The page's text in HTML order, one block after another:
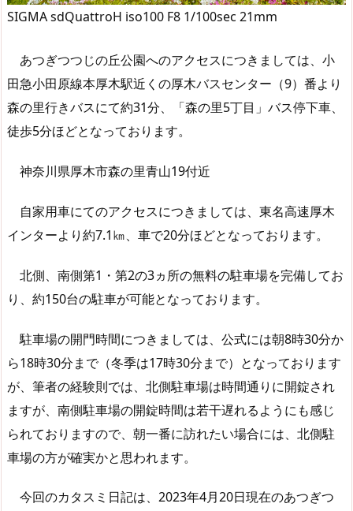
SIGMA sdQuattroH iso100 F8 1/100sec 21mm
あつぎつつじの丘公園へのアクセスにつきましては、小
田急小田原線本厚木駅近くの厚木バスセンター（9）番より
森の里行きバスにて約31分、「森の里5丁目」バス停下車、
徒歩5分ほどとなっております。
神奈川県厚木市森の里青山19付近
自家用車にてのアクセスにつきましては、東名高速厚木
インターより約7.1㎞、車で20分ほどとなっております。
北側、南側第1・第2の3ヵ所の無料の駐車場を完備してお
り、約150台の駐車が可能となっております。
駐車場の開門時間につきましては、公式には朝8時30分か
ら18時30分まで（冬季は17時30分まで）となっております
が、筆者の経験則では、北側駐車場は時間通りに開錠され
ますが、南側駐車場の開錠時間は若干遅れるようにも感じ
られておりますので、朝一番に訪れたい場合には、北側駐
車場の方が確実かと思われます。
今回のカタスミ日記は、2023年4月20日現在のあつぎつ